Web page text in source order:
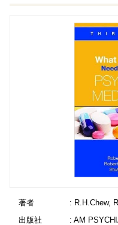
著者
: R.H.Chew,
出版社
: AM